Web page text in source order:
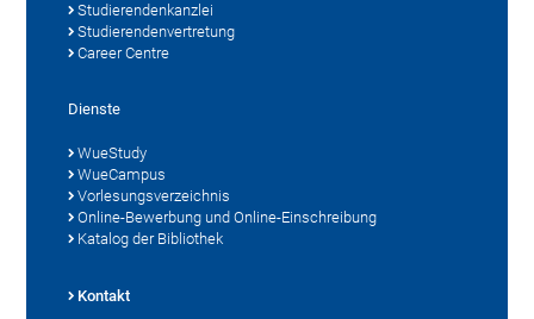
Studierendenkanzlei
Studierendenvertretung
Career Centre
Dienste
WueStudy
WueCampus
Vorlesungsverzeichnis
Online-Bewerbung und Online-Einschreibung
Katalog der Bibliothek
Kontakt